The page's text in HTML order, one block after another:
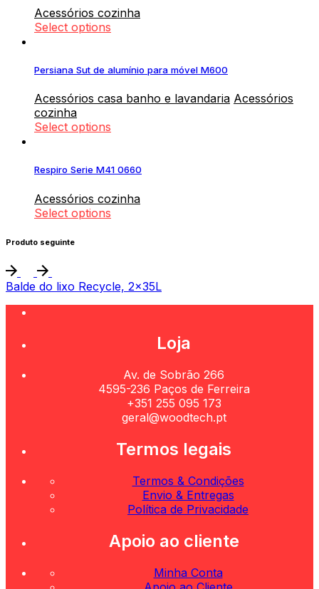
Acessórios cozinha
Select options
Persiana Sut de alumínio para móvel M600
Acessórios casa banho e lavandaria Acessórios
cozinha
Select options
Respiro Serie M41 0660
Acessórios cozinha
Select options
Produto seguinte
Balde do lixo Recycle, 2x35L
Loja
Av. de Sobrão 266
4595-236 Paços de Ferreira
+351 255 095 173
geral@woodtech.pt
Termos legais
Termos & Condições
Envio & Entregas
Política de Privacidade
Apoio ao cliente
Minha Conta